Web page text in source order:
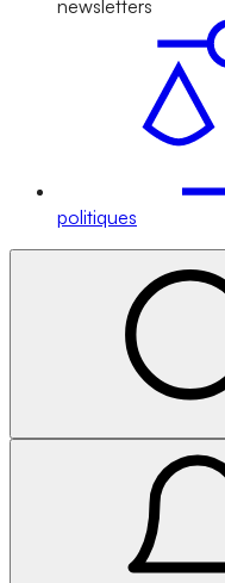
newsletters
politiques